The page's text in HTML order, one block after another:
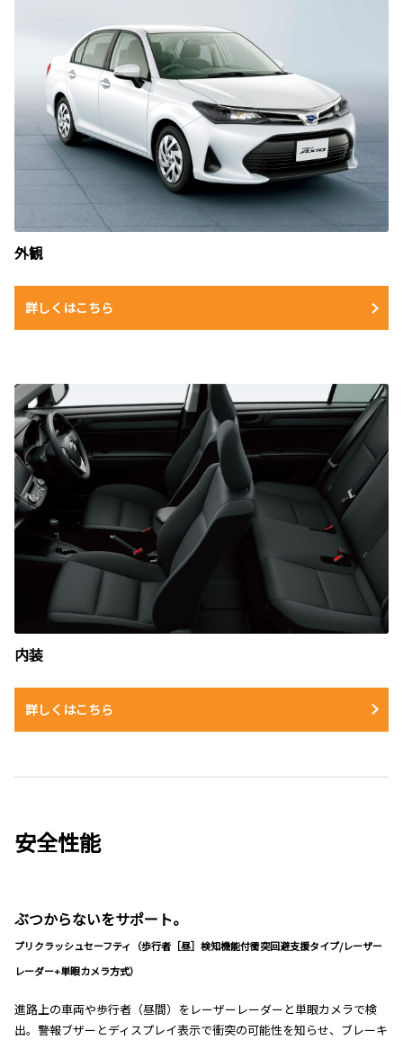
外観
詳しくはこちら
内装
詳しくはこちら
安全性能
ぶつからないをサポート。
プリクラッシュセーフティ（歩行者［昼］検知機能付衝突回避支援タイプ/レーザー
レーダー+単眼カメラ方式）
進路上の車両や歩行者（昼間）をレーザーレーダーと単眼カメラで検
出。警報ブザーとディスプレイ表示で衝突の可能性を知らせ、ブレーキ